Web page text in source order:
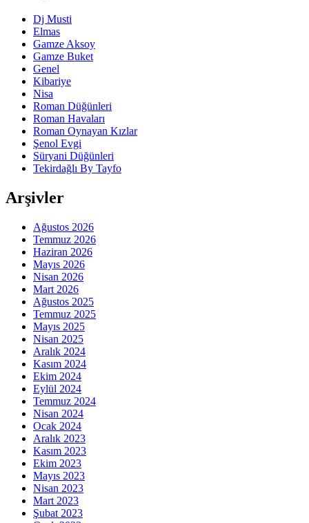
Dj Musti
Elmas
Gamze Aksoy
Gamze Buket
Genel
Kibariye
Nisa
Roman Düğünleri
Roman Havaları
Roman Oynayan Kızlar
Şenol Evgi
Süryani Düğünleri
Tekirdağlı By Tayfo
Arşivler
Ağustos 2026
Temmuz 2026
Haziran 2026
Mayıs 2026
Nisan 2026
Mart 2026
Ağustos 2025
Temmuz 2025
Mayıs 2025
Nisan 2025
Aralık 2024
Kasım 2024
Ekim 2024
Eylül 2024
Temmuz 2024
Nisan 2024
Ocak 2024
Aralık 2023
Kasım 2023
Ekim 2023
Mayıs 2023
Nisan 2023
Mart 2023
Şubat 2023